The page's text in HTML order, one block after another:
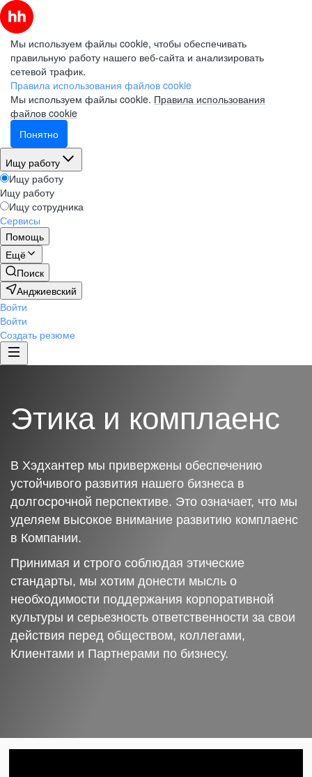
Мы используем файлы cookie, чтобы обеспечивать
правильную работу нашего веб-сайта и анализировать
сетевой трафик.
Правила использования файлов cookie
Мы используем файлы cookie. Правила использования
файлов cookie
Понятно
Ищу работу
Ищу работу
Ищу работу
Ищу сотрудника
Сервисы
Помощь
Ещё
Поиск
Анджиевский
Войти
Войти
Создать резюме
Этика и комплаенс
В Хэдхантер мы привержены обеспечению
устойчивого развития нашего бизнеса в
долгосрочной перспективе. Это означает, что мы
уделяем высокое внимание развитию комплаенс
в Компании.
Принимая и строго соблюдая этические
стандарты, мы хотим донести мысль о
необходимости поддержания корпоративной
культуры и серьезность ответственности за свои
действия перед обществом, коллегами,
Клиентами и Партнерами по бизнесу.